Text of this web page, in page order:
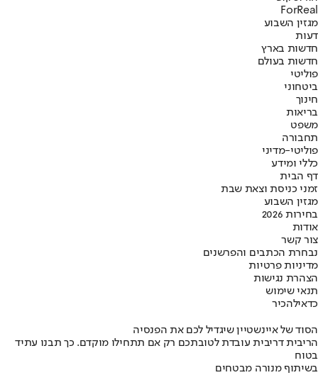
ForReal
מגזין השבוע
דעות
חדשות בארץ
חדשות בעולם
פוליטי
ביטחוני
חינוך
בריאות
משפט
תחבורה
פוליטי-מדיני
כללי ומידע
דף הבית
זמני כניסת וצאת שבת
מגזין השבוע
בחירות 2026
אודות
צור קשר
נבחרת הכתבים והפרשנים
מדיניות פרטיות
הצהרת נגישות
תנאי שימוש
כדאילהכיר
הסוד של איינשטיין שיגדיל לכם את הפנסיה
הריבית דריבית עובדת לטובתכם רק אם תתחילו מוקדם. כך תבנו עתיד
בטוח
בשיתוף מנורה מבטחים